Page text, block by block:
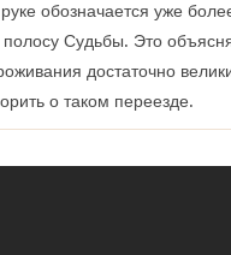
обозначается уже
Судьбы. Это
достаточно
о таком переезде.